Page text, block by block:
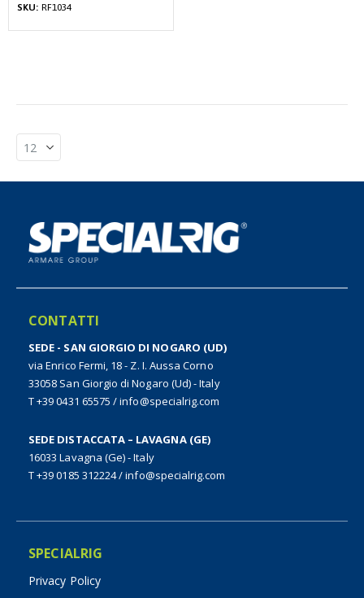
SKU: RF1034
CONTATTI
SEDE - SAN GIORGIO DI NOGARO (UD)
via Enrico Fermi, 18 - Z. I. Aussa Corno
33058 San Giorgio di Nogaro (Ud) - Italy
T +39 0431 65575 /info@specialrig.com
SEDE DISTACCATA – LAVAGNA (GE)
16033 Lavagna (Ge) - Italy
T +39 0185 312224/info@specialrig.com
SPECIALRIG
Privacy Policy